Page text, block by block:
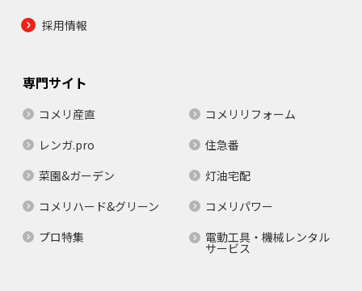
採用情報
専門サイト
コメリ産直
コメリリフォーム
レンガ.pro
住急番
菜園&ガーデン
灯油宅配
コメリハード&グリーン
コメリパワー
プロ特集
電動工具・機械レンタル
サービス